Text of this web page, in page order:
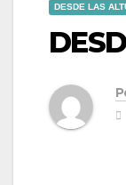
DESDE LAS